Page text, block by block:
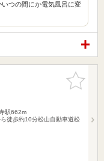
つの間にか電気風呂に変
お気に入
りに追加
駅662m
徒歩約10分松山自動車道松